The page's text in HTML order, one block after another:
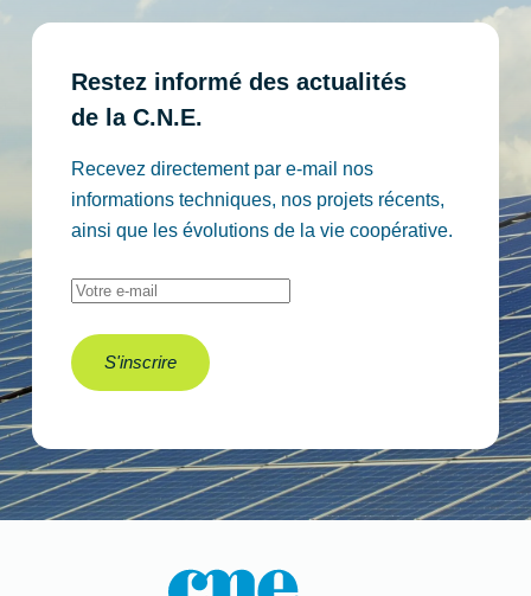
Restez informé des actualités
de la C.N.E.
Recevez directement par e-mail nos
informations techniques, nos projets récents,
ainsi que les évolutions de la vie coopérative.